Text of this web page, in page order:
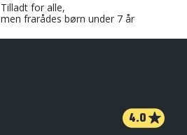
Tilladt for alle,
men frarådes børn under 7 år
4.0